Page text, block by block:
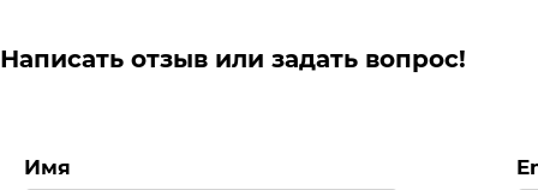
Написать отзыв или задать вопрос!
Имя